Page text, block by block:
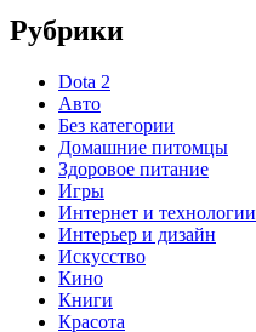
Рубрики
Dota 2
Авто
Без категории
Домашние питомцы
Здоровое питание
Игры
Интернет и технологии
Интерьер и дизайн
Искусство
Кино
Книги
Красота